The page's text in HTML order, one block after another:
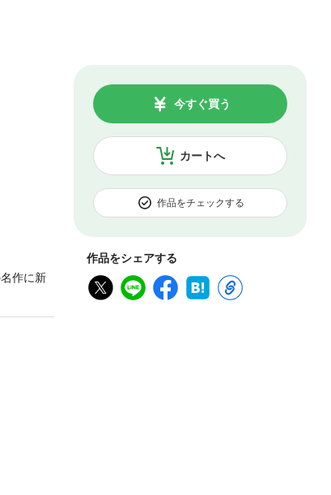
カートへ
今すぐ買う
作品をチェックする
作品をシェアする
作に新